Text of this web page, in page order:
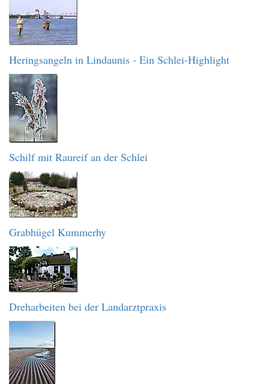
Heringsangeln in Lindaunis - Ein Schlei-Highlight
Schilf mit Raureif an der Schlei
Grabhügel Kummerhy
Dreharbeiten bei der Landarztpraxis